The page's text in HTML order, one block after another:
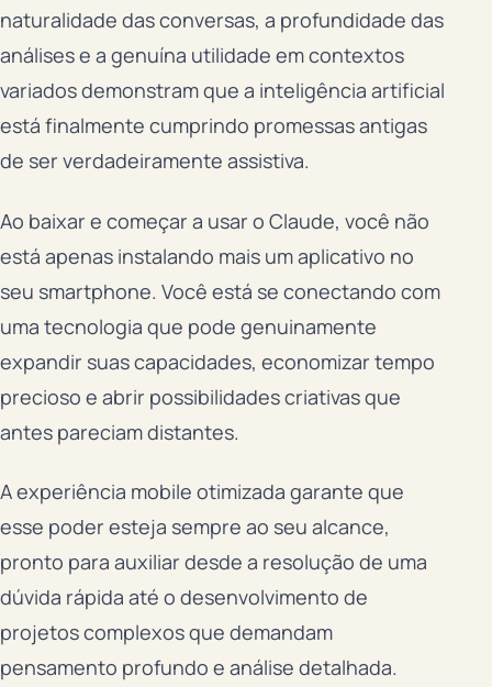
naturalidade das conversas, a profundidade das
análises e a genuína utilidade em contextos
variados demonstram que a inteligência artificial
está finalmente cumprindo promessas antigas
de ser verdadeiramente assistiva.
Ao baixar e começar a usar o Claude, você não
está apenas instalando mais um aplicativo no
seu smartphone. Você está se conectando com
uma tecnologia que pode genuinamente
expandir suas capacidades, economizar tempo
precioso e abrir possibilidades criativas que
antes pareciam distantes.
A experiência mobile otimizada garante que
esse poder esteja sempre ao seu alcance,
pronto para auxiliar desde a resolução de uma
dúvida rápida até o desenvolvimento de
projetos complexos que demandam
pensamento profundo e análise detalhada.